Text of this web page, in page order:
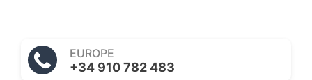
EUROPE
+34 910 782 483